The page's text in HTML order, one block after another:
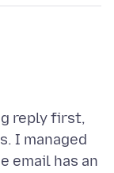
reply first,
I managed
email has an